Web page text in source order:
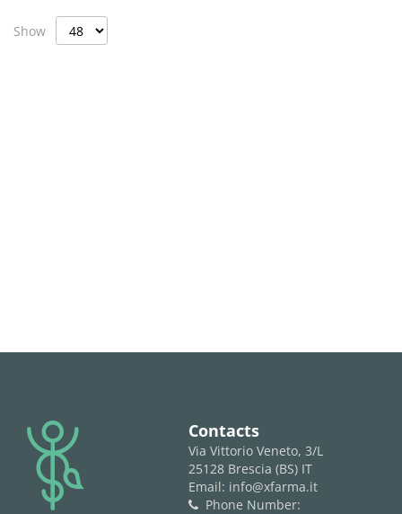
Show
logo Contacts
Via Vittorio Veneto, 3/L
25128 Brescia (BS) IT
Email: info@xfarma.it
phone
Phone Number: